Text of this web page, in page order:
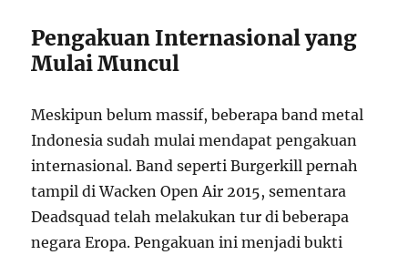
Pengakuan Internasional yang
Mulai Muncul
Meskipun belum massif, beberapa band metal
Indonesia sudah mulai mendapat pengakuan
internasional. Band seperti Burgerkill pernah
tampil di Wacken Open Air 2015, sementara
Deadsquad telah melakukan tur di beberapa
negara Eropa. Pengakuan ini menjadi bukti